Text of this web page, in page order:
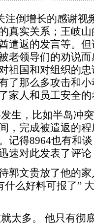
注倒增长的感谢视
真实关系；王岐
遣返的发言等。
老领导们的劝说
祖国和对组织的
了那么多攻击和
家人和员工安全
生，比如半岛冲
，完成被遣返的
记得8964也有和
速对此发表了评
郭文贵放了他的
什么好料可报了”
太多。 他只有彻